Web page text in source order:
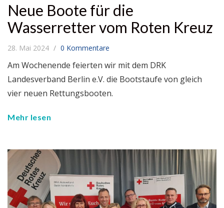
Neue Boote für die
Wasserretter vom Roten Kreuz
28. Mai 2024 0 Kommentare
Am Wochenende feierten wir mit dem DRK
Landesverband Berlin e.V. die Bootstaufe von gleich
vier neuen Rettungsbooten.
Mehr lesen